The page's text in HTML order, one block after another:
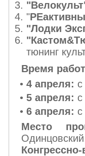
"
"Лодки
тюнинг
Время
• 4 апреля:
• 5 апреля:
• 6 апреля:
Место